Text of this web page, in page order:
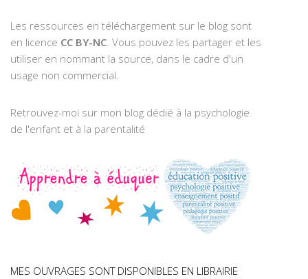
Les ressources en téléchargement sur le blog sont
en licence CC BY-NC. Vous pouvez les partager et les
utiliser en nommant la source, dans le cadre d'un
usage non commercial.
Retrouvez-moi sur mon blog dédié à la psychologie
de l'enfant et à la parentalité
MES OUVRAGES SONT DISPONIBLES EN LIBRAIRIE